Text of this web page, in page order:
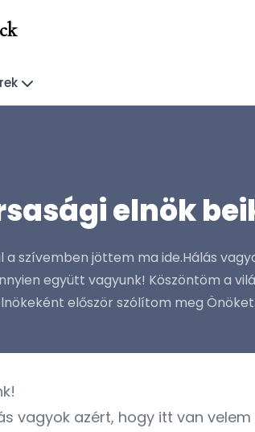
elnök
a szívemben jöttem ma ide.Hálás
együtt vagyunk! Köszöntöm a
először szólítom meg
vagyok azért, hogy itt van